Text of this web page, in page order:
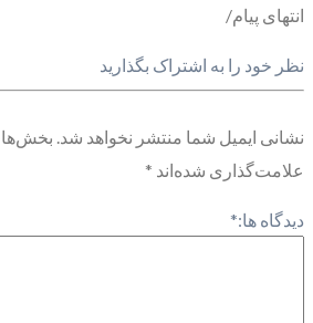
انتهای پیام/
نظر خود را به اشتراک بگذارید
نشانی ایمیل شما منتشر نخواهد شد.
علامت‌گذاری شده‌اند *
دیدگاه ها:*